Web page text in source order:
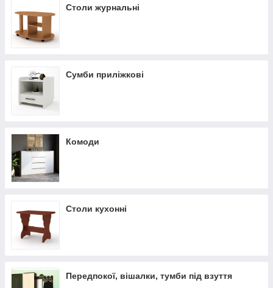
Столи журнальні
Сумби приліжкові
Комоди
Столи кухонні
Передпокої, вішалки, тумби під взуття